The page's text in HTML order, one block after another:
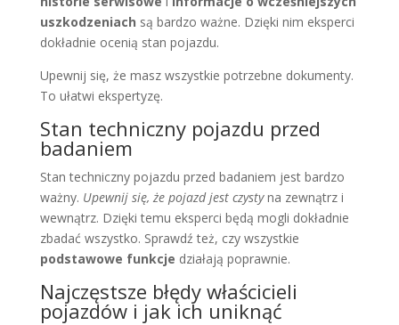
uszkodzeniach są bardzo ważne. Dzięki nim eksperci
dokładnie ocenią stan pojazdu.
Upewnij się, że masz wszystkie potrzebne dokumenty.
To ułatwi ekspertyzę.
Stan techniczny pojazdu przed
badaniem
Stan techniczny pojazdu przed badaniem jest bardzo
ważny. Upewnij się, że pojazd jest czystyna zewnątrz i
wewnątrz. Dzięki temu eksperci będą mogli dokładnie
zbadać wszystko. Sprawdź też, czy wszystkie
podstawowe funkcje działają poprawnie.
Najczęstsze błędy właścicieli
pojazdów i jak ich uniknąć